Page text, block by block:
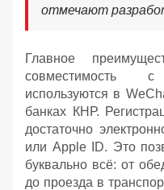
отмечают
Главное
совместимость
используются в
банках КНР.
достаточно
или Apple ID. Это
буквально всё: от
до проезда в